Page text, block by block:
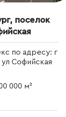
поселок
по адресу: г
Софийская
000 м²